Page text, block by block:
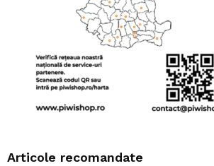
Articole recomandate